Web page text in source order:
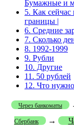
Бумажные и
5. Как сейчас
границы |
6. Средние
7. Сколько
8. 1992-1999
9. Рубли
10. Другие
11. 50 рублей
12. Что нужно
Через банкоматы
Сбербанк →